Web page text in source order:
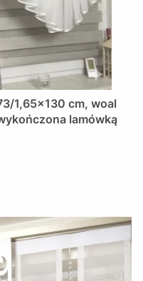
1,65x130 cm, woal
lamówką